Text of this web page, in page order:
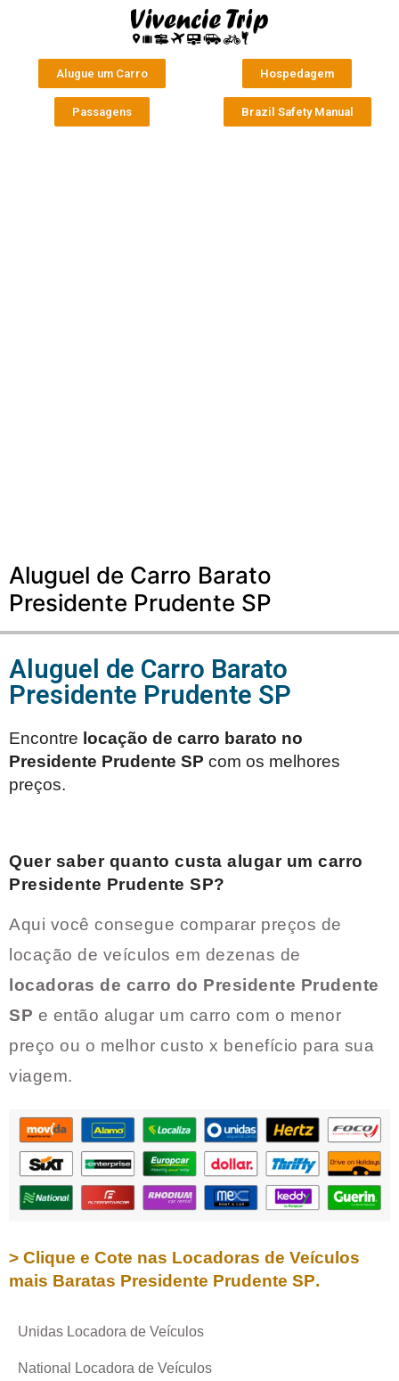
Alugue um Carro Hospedagem
Passagens Brazil Safety Manual
Aluguel de Carro Barato
Presidente Prudente SP
Aluguel de Carro Barato
Presidente Prudente SP
Encontre locação de carro barato no
Presidente Prudente SP com os melhores
preços.
Quer saber quanto custa alugar um carro
Presidente Prudente SP?
Aqui você consegue comparar preços de
locação de veículos em dezenas de
locadoras de carro do Presidente Prudente
SP e então alugar um carro com o menor
preço ou o melhor custo x benefício para sua
viagem.
> Clique e Cote nas Locadoras de Veículos
mais Baratas Presidente Prudente SP.
Unidas Locadora de Veículos
National Locadora de Veículos